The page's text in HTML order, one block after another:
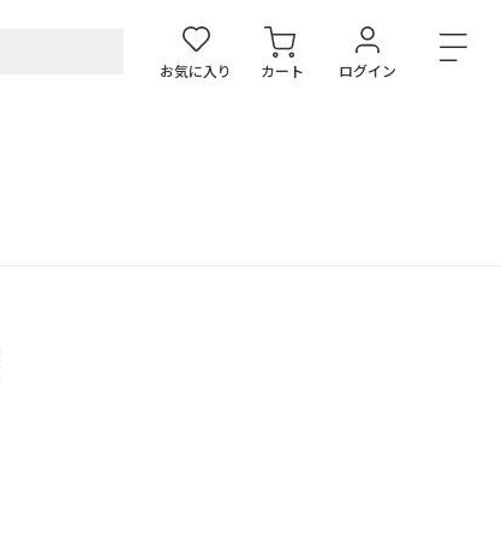
お気に入り カート ログイン